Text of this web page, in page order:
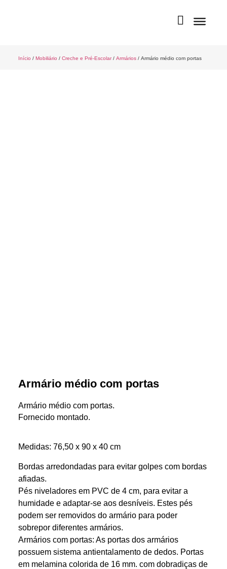
Início / Mobiliário / Creche e Pré-Escolar/ Armários/ Armário médio com portas
Armário médio com portas
Armário médio com portas.
Fornecido montado.
Medidas: 76,50 x 90 x 40 cm
Bordas arredondadas para evitar golpes com bordas
afiadas.
Pés niveladores em PVC de 4 cm, para evitar a
humidade e adaptar-se aos desníveis. Estes pés
podem ser removidos do armário para poder
sobrepor diferentes armários.
Armários com portas: As portas dos armários
possuem sistema antientalamento de dedos. Portas
em melamina colorida de 16 mm. com dobradiças de